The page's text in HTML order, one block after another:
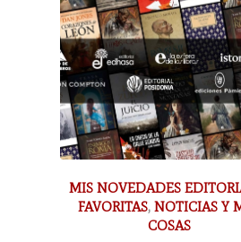
MIS NOVEDADES
FAVORITAS, NOTICIAS Y
COSAS